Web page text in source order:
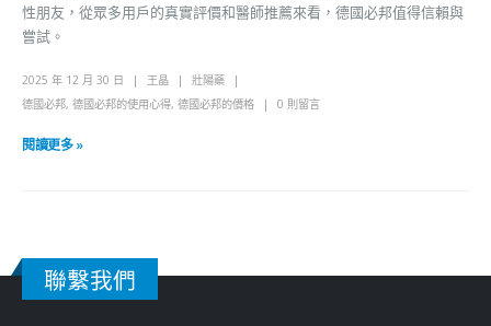
性朋友，從眾多用戶的真實評價和醫師推薦來看，德國必邦值得信賴與
嘗試。
2025 年 12 月 30 日 王晶
壯陽藥
德國必邦, 德國必邦的使用心得, 德國必邦的價格 0 則留言
閱讀更多 »
聯繫我們